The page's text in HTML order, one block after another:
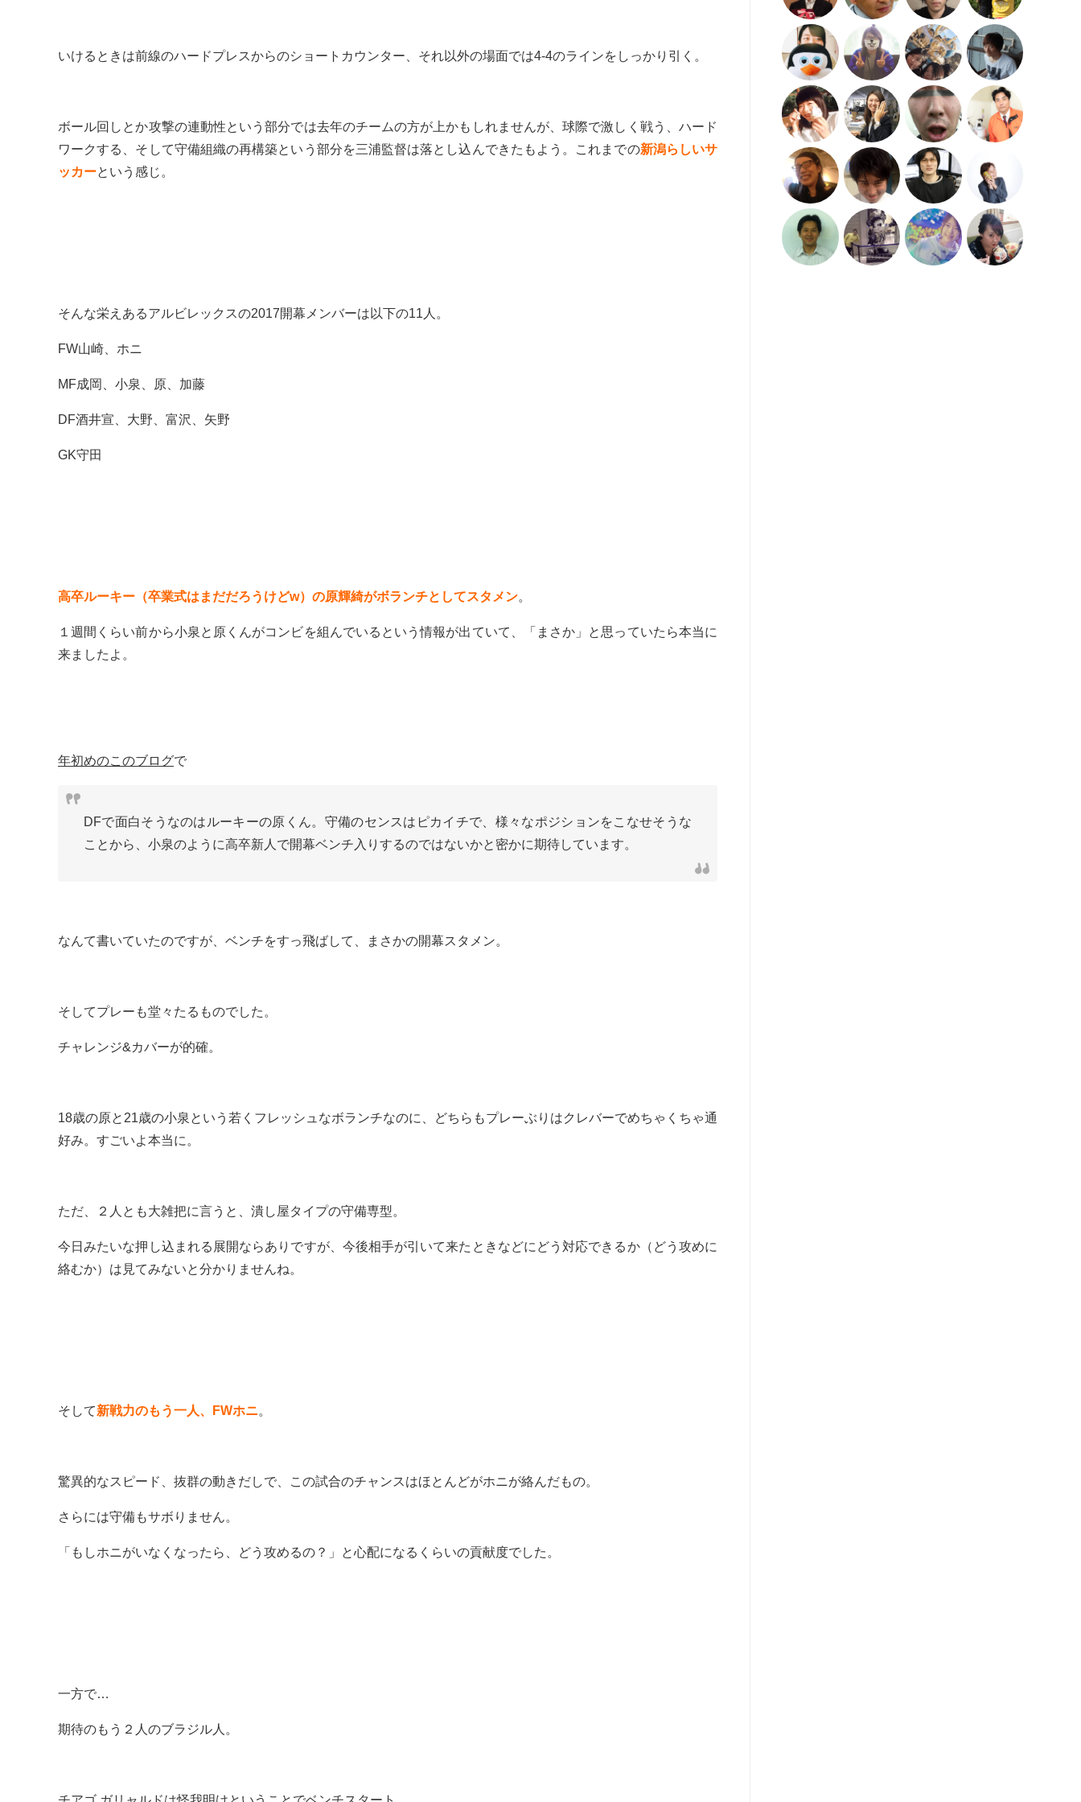
いけるときは前線のハードプレスからのショートカウンター、それ以外の場面では4-4のラインをしっかり引く。
ボール回しとか攻撃の連動性という部分では去年のチームの方が上かもしれませんが、球際で激しく戦う、ハード
ワークする、そして守備組織の再構築という部分を三浦監督は落とし込んできたもよう。これまでの新潟らしいサ
ッカーという感じ。
そんな栄えあるアルビレックスの2017開幕メンバーは以下の11人。
FW山崎、ホニ
MF成岡、小泉、原、加藤
DF酒井宣、大野、富沢、矢野
GK守田
高卒ルーキー（卒業式はまだだろうけどw）の原輝綺がボランチとしてスタメン。
１週間くらい前から小泉と原くんがコンビを組んでいるという情報が出ていて、「まさか」と思っていたら本当に
来ましたよ。
年初めのこのブログで
DFで面白そうなのはルーキーの原くん。守備のセンスはピカイチで、様々なポジションをこなせそうな
ことから、小泉のように高卒新人で開幕ベンチ入りするのではないかと密かに期待しています。
なんて書いていたのですが、ベンチをすっ飛ばして、まさかの開幕スタメン。
そしてプレーも堂々たるものでした。
チャレンジ&カバーが的確。
18歳の原と21歳の小泉という若くフレッシュなボランチなのに、どちらもプレーぶりはクレバーでめちゃくちゃ通
好み。すごいよ本当に。
ただ、２人とも大雑把に言うと、潰し屋タイプの守備専型。
今日みたいな押し込まれる展開ならありですが、今後相手が引いて来たときなどにどう対応できるか（どう攻めに
絡むか）は見てみないと分かりませんね。
そして新戦力のもう一人、FWホニ。
驚異的なスピード、抜群の動きだしで、この試合のチャンスはほとんどがホニが絡んだもの。
さらには守備もサボりません。
「もしホニがいなくなったら、どう攻めるの？」と心配になるくらいの貢献度でした。
一方で…
期待のもう２人のブラジル人。